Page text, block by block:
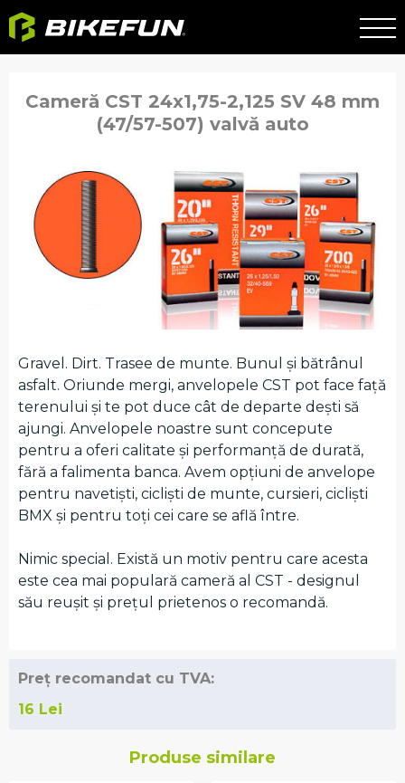
Cameră CST 24x1,75-2,125 SV 48 mm
(47/57-507) valvă auto
Gravel. Dirt. Trasee de munte. Bunul și bătrânul
asfalt. Oriunde mergi, anvelopele CST pot face față
terenului și te pot duce cât de departe dești să
ajungi. Anvelopele noastre sunt concepute
pentru a oferi calitate și performanță de durată,
fără a falimenta banca. Avem opțiuni de anvelope
pentru navetiști, cicliști de munte, cursieri, cicliști
BMX și pentru toți cei care se află între.
Nimic special. Există un motiv pentru care acesta
este cea mai populară cameră al CST - designul
său reușit și prețul prietenos o recomandă.
Preț recomandat cu TVA:
16 Lei
Produse similare